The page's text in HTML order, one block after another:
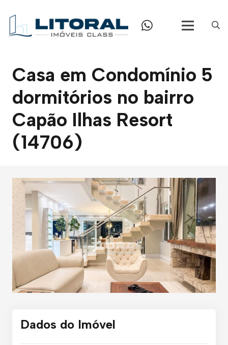
Casa em Condomínio 5
dormitórios no bairro
Capão Ilhas Resort
(14706)
Dados do Imóvel